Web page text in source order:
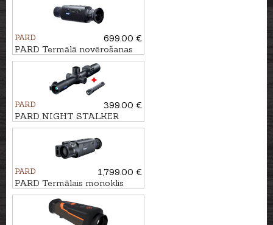
PARD
699.00 €
PARD Termālā novērošanas
kamera Leopard 256
PARD
399.00 €
PARD NIGHT STALKER
MINI ar TL3 piegaismotāju
PARD
1,799.00 €
PARD Termālais monoklis
LEOPARD 640 ar tālmeru